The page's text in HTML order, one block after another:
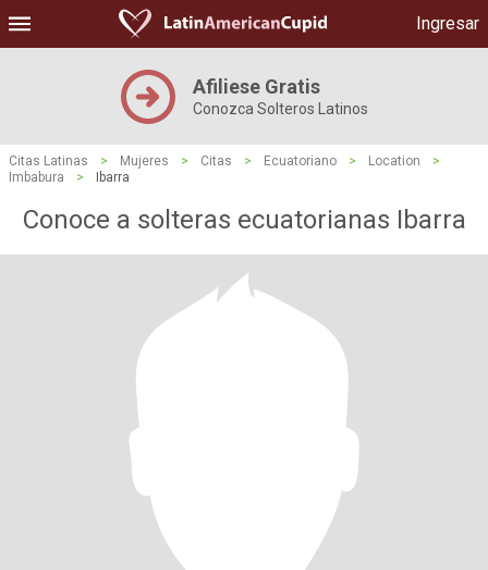
Ingresar
Afiliese Gratis
Conozca Solteros Latinos
Citas Latinas > Mujeres > Citas > Ecuatoriano > Location
>
Imbabura
> Ibarra
Conoce a solteras ecuatorianas Ibarra